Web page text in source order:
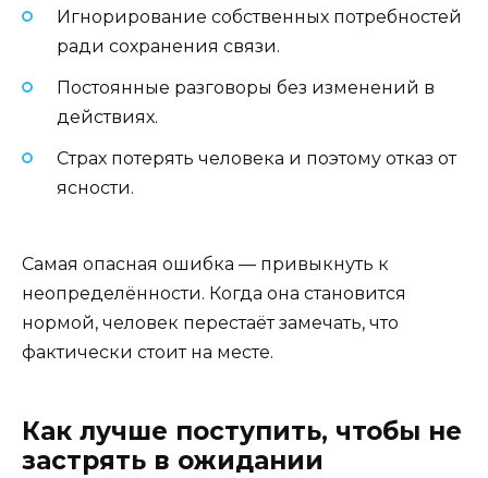
Игнорирование собственных потребностей
ради сохранения связи.
Постоянные разговоры без изменений в
действиях.
Страх потерять человека и поэтому отказ от
ясности.
Самая опасная ошибка — привыкнуть к
неопределённости. Когда она становится
нормой, человек перестаёт замечать, что
фактически стоит на месте.
Как лучше поступить, чтобы не
застрять в ожидании